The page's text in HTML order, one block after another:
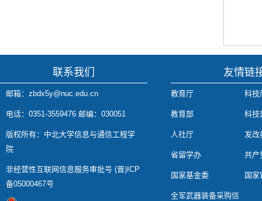
联系我们
邮箱：zbdx5y@nuc.edu.cn
电话：0351-3559476 邮编：030051
版权所有：中北大学信息与通信工程学
院
非经营性互联网信息服务审批号 (晋)ICP
备05000467号
友情链
教育厅 科技
教育部 科技
人社厅 发改
省留学办 共产
国家基金委 国
全军武器装备采购信